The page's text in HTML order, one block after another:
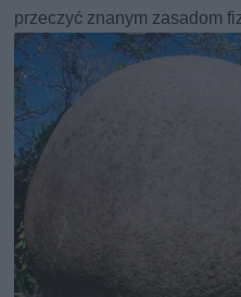
przeczyć znanym zasadom